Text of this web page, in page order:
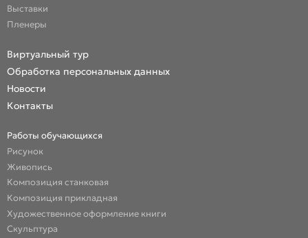
Выставки
Пленеры
Виртуальный тур
Обработка персональных данных
Новости
Контакты
Работы обучающихся
Рисунок
Живопись
Композиция станковая
Композиция прикладная
Художественное оформление книги
Скульптура